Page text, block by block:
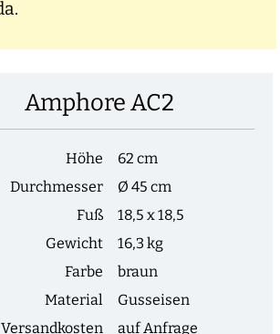
Amphore AC2
Höhe
62 cm
Durchmesser
Ø 45 cm
Fuß
18,5 x 18,5
Gewicht
16,3 kg
Farbe
braun
Material
Gusseisen
Versandkosten
auf Anfrage